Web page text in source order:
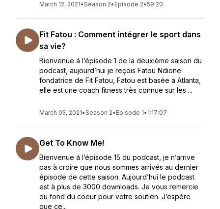
March 12, 2021•Season 2• Episode 2•59:20
Fit Fatou : Comment intégrer le sport dans
sa vie?
Bienvenue á l’épisode 1 de la deuxième saison du
podcast, aujourd’hui je reçois Fatou Ndione
fondatrice de Fit Fatou, Fatou est basée à Atlanta,
elle est une coach fitness très connue sur les ...
March 05, 2021•Season 2• Episode 1• 1:17:07
Get To Know Me!
Bienvenue á l’épisode 15 du podcast, je n’arrive
pas à croire que nous sommes arrivés au dernier
épisode de cette saison. Aujourd’hui le podcast
est à plus de 3000 downloads. Je vous remercie
du fond du coeur pour votre soutien. J’espère
que ce...